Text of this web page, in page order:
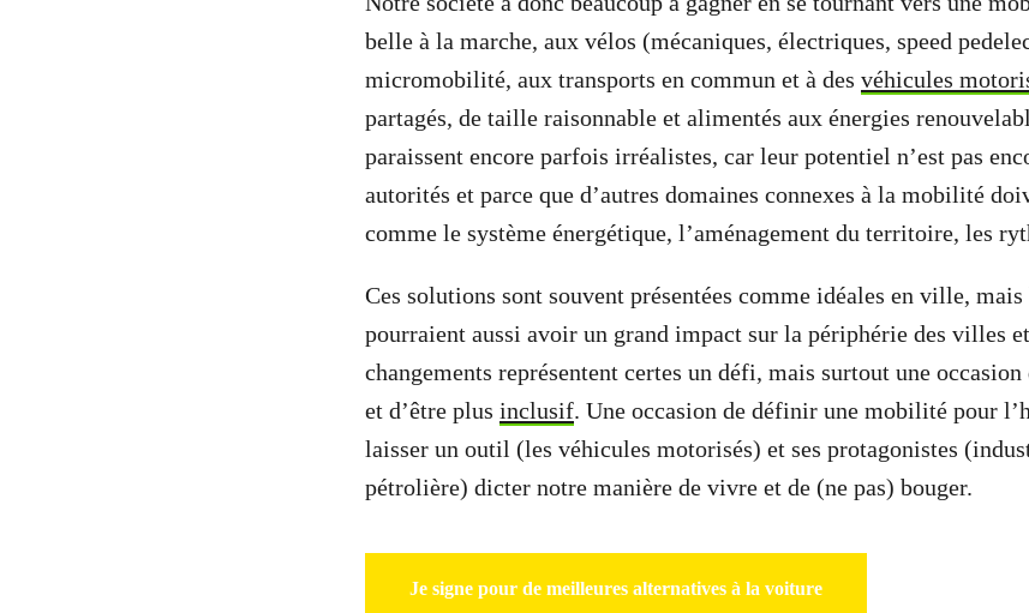
belle à la marche, aux vélos (mécaniques, électriques, speed
micromobilité, aux transports en commun et à des véhicules
partagés, de taille raisonnable et alimentés aux énergies
paraissent encore parfois irréalistes, car leur potentiel n’est pas
autorités et parce que d’autres domaines connexes à la mobilité
comme le système énergétique, l’aménagement du territoire, les
Ces solutions sont souvent présentées comme idéales en ville, mais
pourraient aussi avoir un grand impact sur la périphérie des villes
changements représentent certes un défi, mais surtout une occasion
et d’être plus inclusif. Une occasion de définir une mobilité pour
laisser un outil (les véhicules motorisés) et ses protagonistes
pétrolière) dicter notre manière de vivre et de (ne pas) bouger.
Je signe pour de meilleures alternatives à la voiture